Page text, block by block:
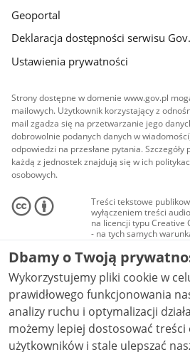
Geoportal
Deklaracja dostępności serwisu
Ustawienia prywatności
Strony dostępne w domenie www.gov.pl
mailowych. Użytkownik korzystający z
mail zgadza się na przetwarzanie jego
dobrowolnie podanych danych w
odpowiedzi na przesłane pytania.
każdą z jednostek znajdują się w ich
osobowych.
Treści tekstowe
wyłączeniem treści
na licencji typu Creative
- na tych samych
Materiały
audio i wideo, są
Creative Commons:
niekomercyjne - bez
NC-ND 4.0), o ile nie jest
Dbamy o Twoją
Wykorzystujemy pliki cookie w
prawidłowego funkcjonowania
analizy ruchu i optymalizacji działania
możemy lepiej dostosować
użytkowników i stale ulepszać nasze usługi.